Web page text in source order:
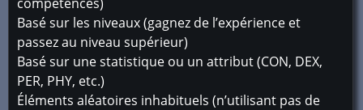
Basé sur les niveaux (gagnez de l’expérience et
passez au niveau supérieur)
Basé sur une statistique ou un attribut (CON, DEX,
PER, PHY, etc.)
Éléments aléatoires inhabituels (n’utilisant pas de